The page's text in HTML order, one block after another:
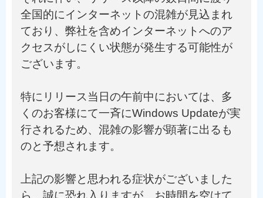
全国的にインターネットの混雑が見込まれ
ており、弊社を含めインターネットへのア
クセスがしにくい状態が発生する可能性が
ございます。
特にリリース当日の午前中においては、多
くのお客様にて一斉にWindows Updateが実
行されるため、混雑の影響が顕著に出るも
のと予想されます。
上記の影響と思われる症状がございました
ら、誠に恐れ入りますが、お時間を空けて